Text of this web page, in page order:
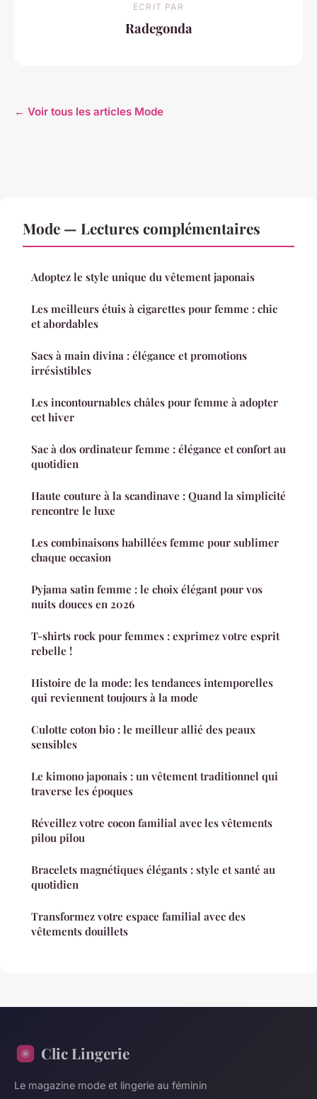
ECRIT PAR
Radegonda
← Voir tous les articles Mode
Mode — Lectures complémentaires
Adoptez le style unique du vêtement japonais
Les meilleurs étuis à cigarettes pour femme : chic
et abordables
Sacs à main divina : élégance et promotions
irrésistibles
Les incontournables châles pour femme à adopter
cet hiver
Sac à dos ordinateur femme : élégance et confort au
quotidien
Haute couture à la scandinave : Quand la simplicité
rencontre le luxe
Les combinaisons habillées femme pour sublimer
chaque occasion
Pyjama satin femme : le choix élégant pour vos
nuits douces en 2026
T-shirts rock pour femmes : exprimez votre esprit
rebelle !
Histoire de la mode: les tendances intemporelles
qui reviennent toujours à la mode
Culotte coton bio : le meilleur allié des peaux
sensibles
Le kimono japonais : un vêtement traditionnel qui
traverse les époques
Réveillez votre cocon familial avec les vêtements
pilou pilou
Bracelets magnétiques élégants : style et santé au
quotidien
Transformez votre espace familial avec des
vêtements douillets
Clic Lingerie
Le magazine mode et lingerie au féminin